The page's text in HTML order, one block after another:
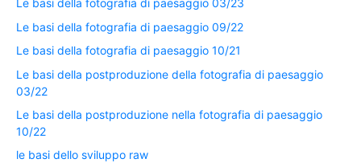
Le basi della fotografia di paesaggio 03/23
Le basi della fotografia di paesaggio 09/22
Le basi della fotografia di paesaggio 10/21
Le basi della postproduzione della fotografia di paesaggio
03/22
Le basi della postproduzione nella fotografia di paesaggio
10/22
le basi dello sviluppo raw